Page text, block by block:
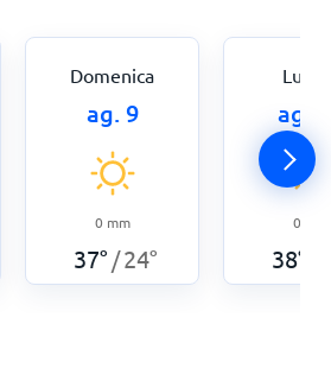
Domenica
ag. 9
0 mm
37° /24°
ag.
0
38°